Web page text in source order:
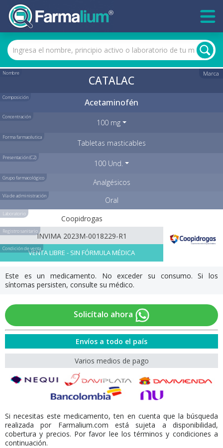
Nombre Marca
CATALAC
Composición Acetaminofén
Concentración
100 mg
Forma farmacéutica
Tabletas masticables
Presentación (C2)
100 Und.
Grupo farmacológico Analgésicos
Vía de administración Oral
Laboratorio
Coopidrogas
Registro sanitario
INVIMA 2023M-0018229-R1
Condición de ventaVENTA LIBRE - SIN FÓRMULA MÉDICA
Este es un medicamento. No exceder su consumo. Si los
síntomas persisten, consulte su médico.
Solicítalo ahora
Envíos a todo el país
Varios medios de pago
Si necesitas este medicamento, ten en cuenta que la búsqueda
realizada por Farmalium.com está sujeta a disponibilidad,
cobertura y precios. Por favor lee los términos y condiciones a
continuación.